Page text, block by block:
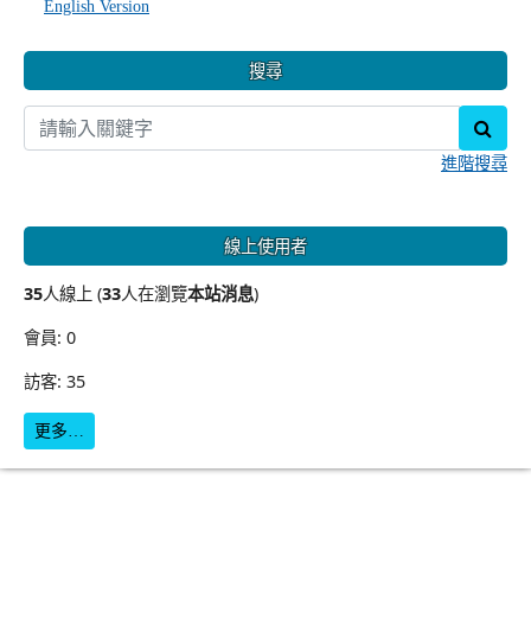
English Version
搜尋
進階搜尋
線上使用者
35人線上 (33人在瀏覽本站消息)
會員: 0
訪客: 35
更多…